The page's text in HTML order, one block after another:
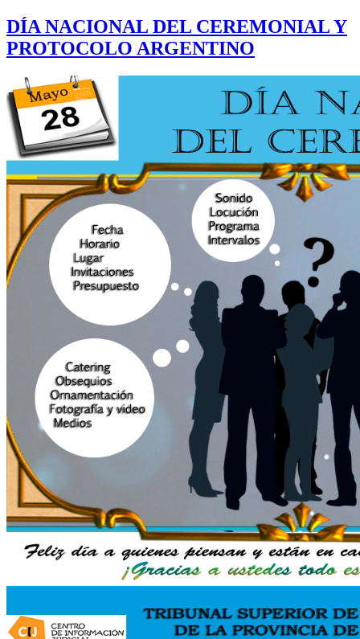
DÍA NACIONAL DEL CEREMONIAL Y
PROTOCOLO ARGENTINO